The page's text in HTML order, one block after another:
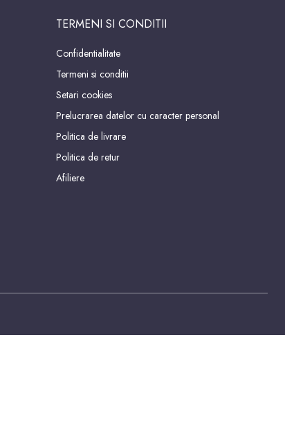
TERMENI SI CONDITII
Confidentialitate
Termeni si conditii
Setari cookies
Prelucrarea datelor cu caracter personal
Politica de livrare
Politica de retur
Afiliere